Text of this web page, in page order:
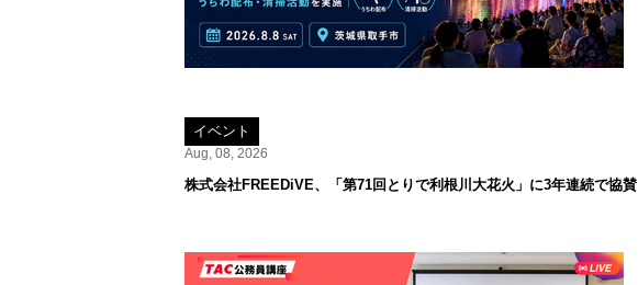
イベント
Aug, 08, 2026
株式会社FREEDiVE、「第71回とりで利根川大花火」に3年連続で協賛